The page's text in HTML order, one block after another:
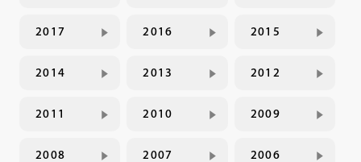
2017 2016 2015
2014 2013 2012
2011 2010 2009
2008 2007 2006